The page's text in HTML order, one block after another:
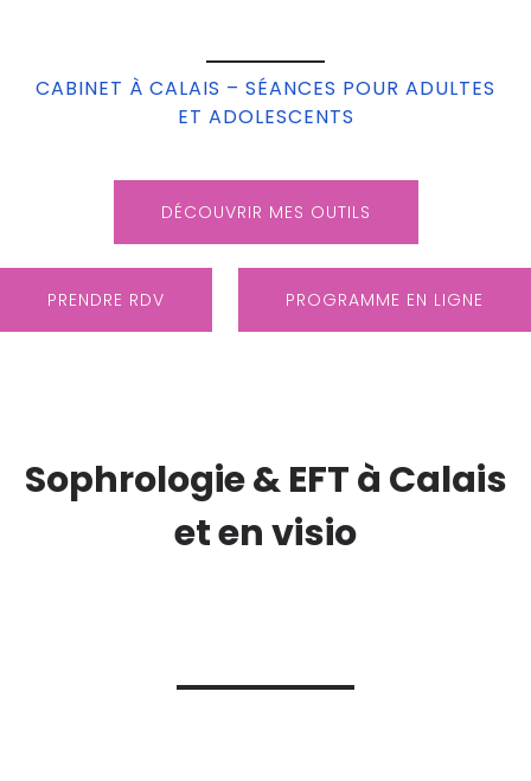
CABINET À CALAIS – SÉANCES POUR ADULTES
ET ADOLESCENTS
DÉCOUVRIR MES OUTILS
PRENDRE RDV PROGRAMME EN LIGNE
Sophrologie & EFT à Calais
et en visio